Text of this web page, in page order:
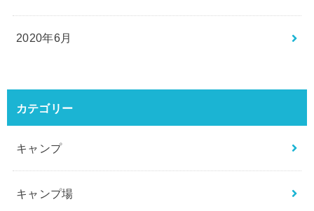
2020年6月
カテゴリー
キャンプ
キャンプ場